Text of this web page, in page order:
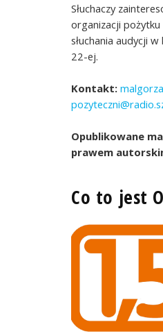
Słuchaczy
organizacji
słuchania audycji
22-ej.
Kontakt:
Opublikowane
prawem
Co to jest